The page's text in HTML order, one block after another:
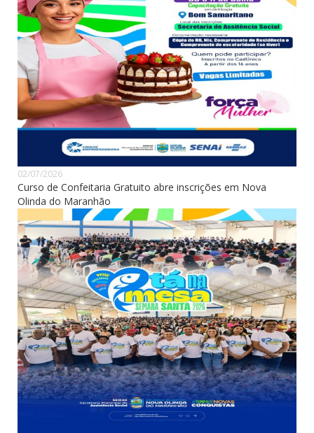
02/07/2026
Curso de Confeitaria Gratuito abre inscrições em Nova
Olinda do Maranhão